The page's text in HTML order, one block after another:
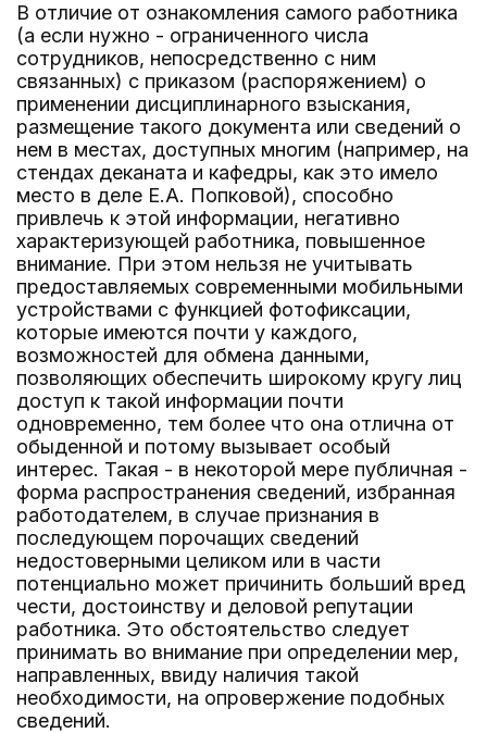
В отличие от ознакомления самого работника
(а если нужно - ограниченного числа
сотрудников, непосредственно с ним
связанных) с приказом (распоряжением) о
применении дисциплинарного взыскания,
размещение такого документа или сведений о
нем в местах, доступных многим (например, на
стендах деканата и кафедры, как это имело
место в деле Е.А. Попковой), способно
привлечь к этой информации, негативно
характеризующей работника, повышенное
внимание. При этом нельзя не учитывать
предоставляемых современными мобильными
устройствами с функцией фотофиксации,
которые имеются почти у каждого,
возможностей для обмена данными,
позволяющих обеспечить широкому кругу лиц
доступ к такой информации почти
одновременно, тем более что она отлична от
обыденной и потому вызывает особый
интерес. Такая - в некоторой мере публичная -
форма распространения сведений, избранная
работодателем, в случае признания в
последующем порочащих сведений
недостоверными целиком или в части
потенциально может причинить больший вред
чести, достоинству и деловой репутации
работника. Это обстоятельство следует
принимать во внимание при определении мер,
направленных, ввиду наличия такой
необходимости, на опровержение подобных
сведений.